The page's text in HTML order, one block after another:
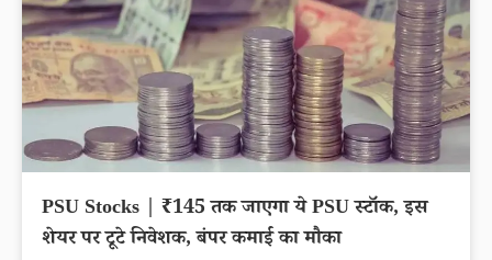
PSU Stocks | ₹145 तक जाएगा ये PSU स्‍टॉक, इस
शेयर पर टूटे निवेशक, बंपर कमाई का मौका